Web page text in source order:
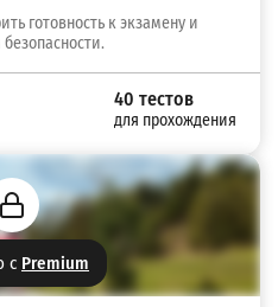
готовность к экзамену и
40 тестов
для прохождения
с Premium